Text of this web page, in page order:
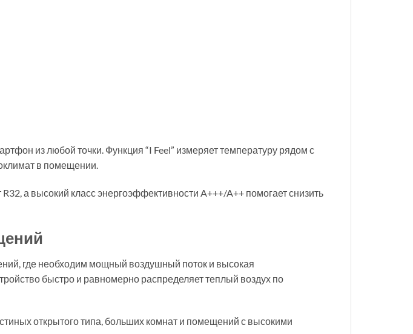
из любой точки. Функция “I Feel” измеряет температуру рядом с
в помещении.
а высокий класс энергоэффективности A+++/A++ помогает снизить
где необходим мощный воздушный поток и высокая
быстро и равномерно распределяет теплый воздух по
открытого типа, больших комнат и помещений с высокими